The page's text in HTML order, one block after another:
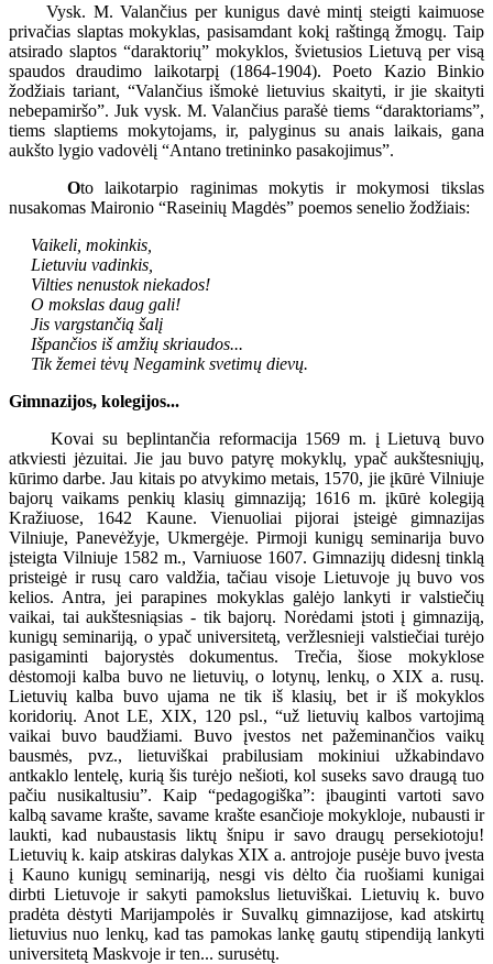
Vysk. M. Valančius per kunigus davė mintį steigti kaimuose
privačias slaptas mokyklas, pasisamdant kokį raštingą žmogų. Taip
atsirado slaptos “daraktorių” mokyklos, švietusios Lietuvą per visą
spaudos draudimo laikotarpį (1864-1904). Poeto Kazio Binkio
žodžiais tariant, “Valančius išmokė lietuvius skaityti, ir jie skaityti
nebepamiršo”. Juk vysk. M. Valančius parašė tiems “daraktoriams”,
tiems slaptiems mokytojams, ir, palyginus su anais laikais, gana
aukšto lygio vadovėlį “Antano tretininko pasakojimus”.
Oto laikotarpio raginimas mokytis ir mokymosi tikslas
nusakomas Maironio “Raseinių Magdės” poemos senelio žodžiais:
Vaikeli, mokinkis,
Lietuviu vadinkis,
Vilties nenustok niekados!
O mokslas daug gali!
Jis vargstančią šalį
Išpančios iš amžių skriaudos...
Tik žemei tėvų Negamink svetimų dievų.
Gimnazijos, kolegijos...
Kovai su beplintančia reformacija 1569 m. į Lietuvą buvo
atkviesti jėzuitai. Jie jau buvo patyrę mokyklų, ypač aukštesniųjų,
kūrimo darbe. Jau kitais po atvykimo metais, 1570, jie įkūrė Vilniuje
bajorų vaikams penkių klasių gimnaziją; 1616 m. įkūrė kolegiją
Kražiuose, 1642 Kaune. Vienuoliai pijorai įsteigė gimnazijas
Vilniuje, Panevėžyje, Ukmergėje. Pirmoji kunigų seminarija buvo
įsteigta Vilniuje 1582 m., Varniuose 1607. Gimnazijų didesnį tinklą
pristeigė ir rusų caro valdžia, tačiau visoje Lietuvoje jų buvo vos
kelios. Antra, jei parapines mokyklas galėjo lankyti ir valstiečių
vaikai, tai aukštesniąsias - tik bajorų. Norėdami įstoti į gimnaziją,
kunigų seminariją, o ypač universitetą, veržlesnieji valstiečiai turėjo
pasigaminti bajorystės dokumentus. Trečia, šiose mokyklose
dėstomoji kalba buvo ne lietuvių, o lotynų, lenkų, o XIX a. rusų.
Lietuvių kalba buvo ujama ne tik iš klasių, bet ir iš mokyklos
koridorių. Anot LE, XIX, 120 psl., “už lietuvių kalbos vartojimą
vaikai buvo baudžiami. Buvo įvestos net pažeminančios vaikų
bausmės, pvz., lietuviškai prabilusiam mokiniui užkabindavo
antkaklo lentelę, kurią šis turėjo nešioti, kol suseks savo draugą tuo
pačiu nusikaltusiu”. Kaip “pedagogiška”: įbauginti vartoti savo
kalbą savame krašte, savame krašte esančioje mokykloje, nubausti ir
laukti, kad nubaustasis liktų šnipu ir savo draugų persekiotoju!
Lietuvių k. kaip atskiras dalykas XIX a. antrojoje pusėje buvo įvesta
į Kauno kunigų seminariją, nesgi vis dėlto čia ruošiami kunigai
dirbti Lietuvoje ir sakyti pamokslus lietuviškai. Lietuvių k. buvo
pradėta dėstyti Marijampolės ir Suvalkų gimnazijose, kad atskirtų
lietuvius nuo lenkų, kad tas pamokas lankę gautų stipendiją lankyti
universitetą Maskvoje ir ten... surusėtų.